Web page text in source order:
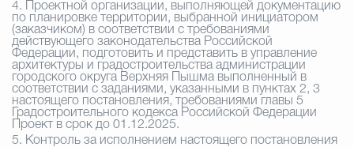
4.
Проектной организации, выполняющей документацию
по планировке территории, выбранной инициатором
(заказчиком) в соответствии с требованиями
действующего законодательства Российской
Федерации, подготовить и представить в управление
архитектуры и градостроительства администрации
городского округа Верхняя Пышма выполненный в
соответствии с заданиями, указанными в пунктах 2, 3
настоящего постановления, требованиями главы 5
Градостроительного кодекса Российской Федерации
Проект в срок до 01.12.2025.
5. Контроль за исполнением настоящего постановления